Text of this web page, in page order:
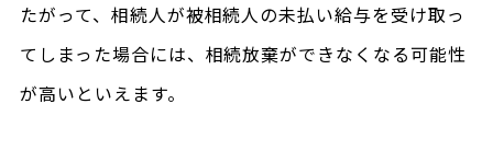
たがって、相続人が被相続人の未払い給与を受け取っ
てしまった場合には、相続放棄ができなくなる可能性
が高いといえます。